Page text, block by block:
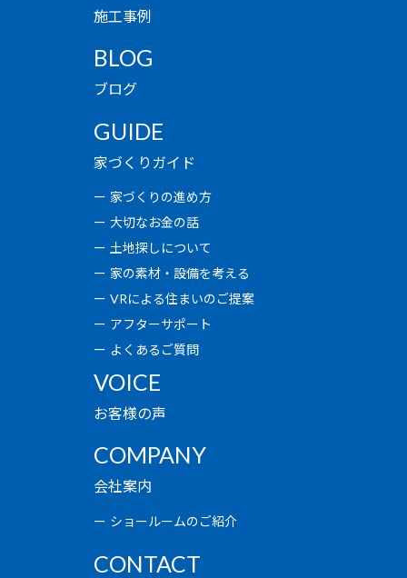
施工事例
BLOG
ブログ
GUIDE
家づくりガイド
家づくりの進め方
大切なお金の話
土地探しについて
家の素材・設備を考える
VRによる住まいのご提案
アフターサポート
よくあるご質問
VOICE
お客様の声
COMPANY
会社案内
ショールームのご紹介
CONTACT